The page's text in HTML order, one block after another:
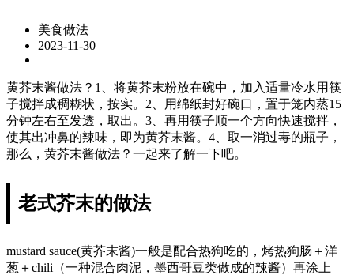
美食做法
2023-11-30
黄芥末酱做法？1、将黄芥末粉放在碗中，加入适量冷水用筷
子搅拌成稠糊状，按实。2、用绵纸封好碗口，置于笼内蒸15
分钟左右至发透，取出。3、再用筷子顺一个方向快速搅拌，
使其出冲鼻的辣味，即为黄芥末酱。4、取一消过毒的瓶子，
那么，黄芥末酱做法？一起来了解一下吧。
老式芥末的做法
mustard sauce(黄芥末酱)一般是配合热狗吃的，烤热狗肠＋洋
葱＋chili（一种混合肉泥，墨西哥豆类做成的辣酱）再涂上